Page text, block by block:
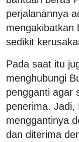
perjalanannya
mengakibatkan
sedikit
Pada saat itu
menghubungi
pengganti agar
penerima. Jadi,
menggantinya
dan diterima